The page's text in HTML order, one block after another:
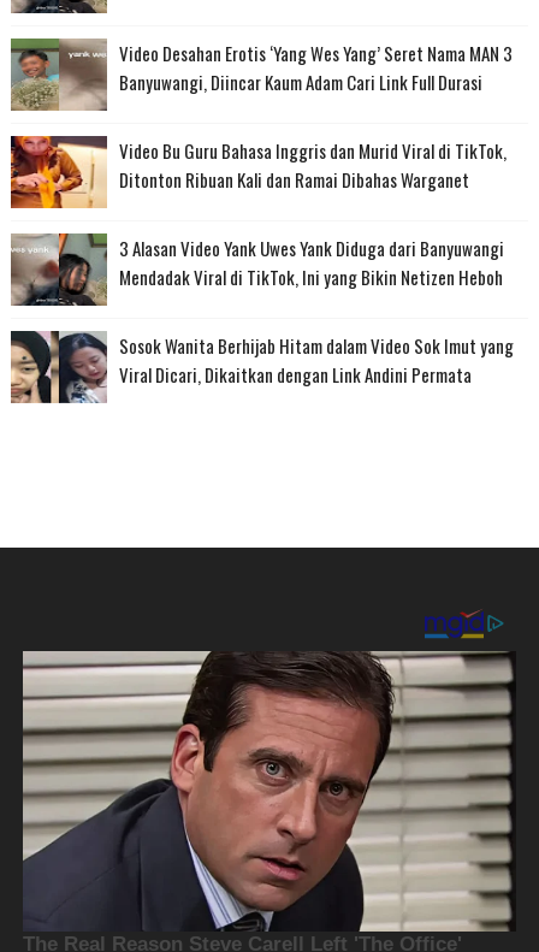
Video Desahan Erotis ‘Yang Wes Yang’ Seret Nama MAN 3
Banyuwangi, Diincar Kaum Adam Cari Link Full Durasi
Video Bu Guru Bahasa Inggris dan Murid Viral di TikTok,
Ditonton Ribuan Kali dan Ramai Dibahas Warganet
3 Alasan Video Yank Uwes Yank Diduga dari Banyuwangi
Mendadak Viral di TikTok, Ini yang Bikin Netizen Heboh
Sosok Wanita Berhijab Hitam dalam Video Sok Imut yang
Viral Dicari, Dikaitkan dengan Link Andini Permata